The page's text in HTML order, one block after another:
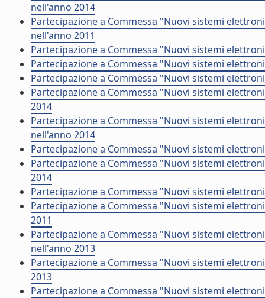
nell'anno 2014
Partecipazione a Commessa "Nuovi sistemi
nell'anno 2011
Partecipazione a Commessa "Nuovi sistemi
Partecipazione a Commessa "Nuovi sistemi
Partecipazione a Commessa "Nuovi sistemi
Partecipazione a Commessa "Nuovi sistemi
2014
Partecipazione a Commessa "Nuovi sistemi
nell'anno 2014
Partecipazione a Commessa "Nuovi sistemi
Partecipazione a Commessa "Nuovi sistemi
2014
Partecipazione a Commessa "Nuovi sistemi
Partecipazione a Commessa "Nuovi sistemi
2011
Partecipazione a Commessa "Nuovi sistemi
nell'anno 2013
Partecipazione a Commessa "Nuovi sistemi
2013
Partecipazione a Commessa "Nuovi sistemi